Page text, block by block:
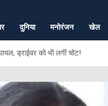
दुनिया मनोरंजन खेल
ड्राईवर को भी लगीं चोट!